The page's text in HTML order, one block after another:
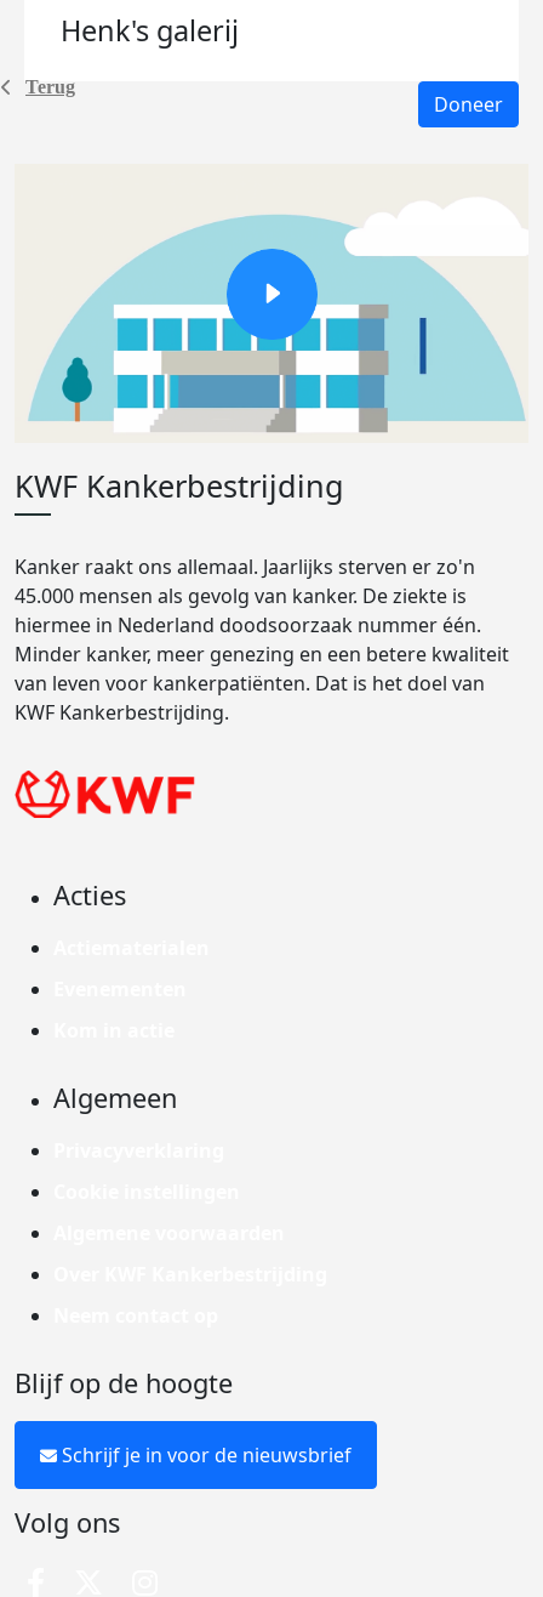
Terug
Henk's galerij
Doneer
KWF Kankerbestrijding
Kanker raakt ons allemaal. Jaarlijks sterven er zo'n
45.000 mensen als gevolg van kanker. De ziekte is
hiermee in Nederland doodsoorzaak nummer één.
Minder kanker, meer genezing en een betere kwaliteit
van leven voor kankerpatiënten. Dat is het doel van
KWF Kankerbestrijding.
Acties
Algemeen
Blijf op de hoogte
Schrijf je in voor de nieuwsbrief
Volg ons